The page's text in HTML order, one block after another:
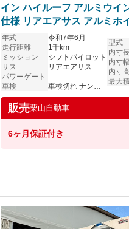
イン ハイルーフ アルミウイ
仕様 リアエアサス アルミホ
年式
令和7年6月
走行距離
1千km
ミッション
シフトパイロット
サス
リアエアサス
パワーゲート -
車検
型式
内寸
内寸幅
内寸
最大
販売栗山自動車
6ヶ月保証付き